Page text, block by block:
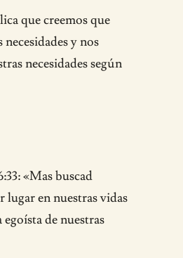
que creemos que
y nos
necesidades según
«Mas buscad
lugar en nuestras vidas
de nuestras